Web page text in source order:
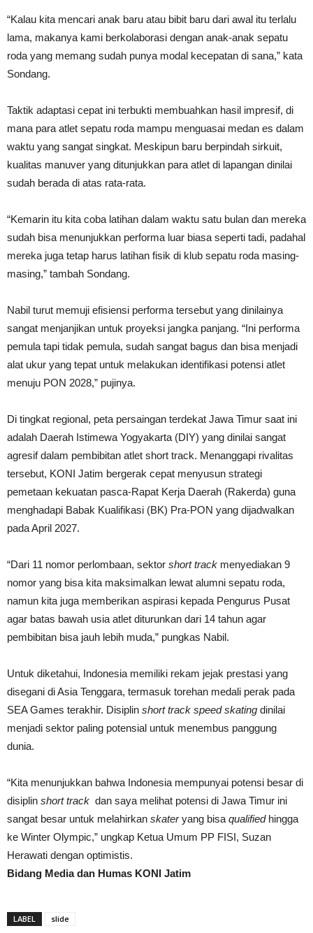
“Kalau kita mencari anak baru atau bibit baru dari awal itu terlalu
lama, makanya kami berkolaborasi dengan anak-anak sepatu
roda yang memang sudah punya modal kecepatan di sana,” kata
Sondang.
Taktik adaptasi cepat ini terbukti membuahkan hasil impresif, di
mana para atlet sepatu roda mampu menguasai medan es dalam
waktu yang sangat singkat. Meskipun baru berpindah sirkuit,
kualitas manuver yang ditunjukkan para atlet di lapangan dinilai
sudah berada di atas rata-rata.
“Kemarin itu kita coba latihan dalam waktu satu bulan dan mereka
sudah bisa menunjukkan performa luar biasa seperti tadi, padahal
mereka juga tetap harus latihan fisik di klub sepatu roda masing-
masing,” tambah Sondang.
Nabil turut memuji efisiensi performa tersebut yang dinilainya
sangat menjanjikan untuk proyeksi jangka panjang. “Ini performa
pemula tapi tidak pemula, sudah sangat bagus dan bisa menjadi
alat ukur yang tepat untuk melakukan identifikasi potensi atlet
menuju PON 2028,” pujinya.
Di tingkat regional, peta persaingan terdekat Jawa Timur saat ini
adalah Daerah Istimewa Yogyakarta (DIY) yang dinilai sangat
agresif dalam pembibitan atlet short track. Menanggapi rivalitas
tersebut, KONI Jatim bergerak cepat menyusun strategi
pemetaan kekuatan pasca-Rapat Kerja Daerah (Rakerda) guna
menghadapi Babak Kualifikasi (BK) Pra-PON yang dijadwalkan
pada April 2027.
“Dari 11 nomor perlombaan, sektor short track menyediakan 9
nomor yang bisa kita maksimalkan lewat alumni sepatu roda,
namun kita juga memberikan aspirasi kepada Pengurus Pusat
agar batas bawah usia atlet diturunkan dari 14 tahun agar
pembibitan bisa jauh lebih muda,” pungkas Nabil.
Untuk diketahui, Indonesia memiliki rekam jejak prestasi yang
disegani di Asia Tenggara, termasuk torehan medali perak pada
SEA Games terakhir. Disiplin short track speed skating dinilai
menjadi sektor paling potensial untuk menembus panggung
dunia.
“Kita menunjukkan bahwa Indonesia mempunyai potensi besar di
disiplin short track dan saya melihat potensi di Jawa Timur ini
sangat besar untuk melahirkan skateryang bisa qualifiedhingga
ke Winter Olympic,” ungkap Ketua Umum PP FISI, Suzan
Herawati dengan optimistis.
Bidang Media dan Humas KONI Jatim
LABEL slide